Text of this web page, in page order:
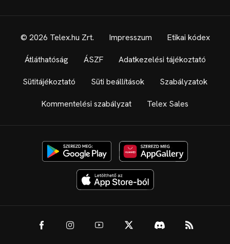
© 2026 Telex.hu Zrt. Impresszum Etikai kódex
Átláthatóság ÁSZF Adatkezelési tájékoztató
Sütitájékoztató Süti beállítások Szabályzatok
Kommentelési szabályzat Telex Sales